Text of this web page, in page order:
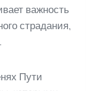
важность
страдания,
Пути